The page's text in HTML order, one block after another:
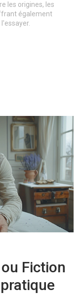
les origines, les
également
Fiction